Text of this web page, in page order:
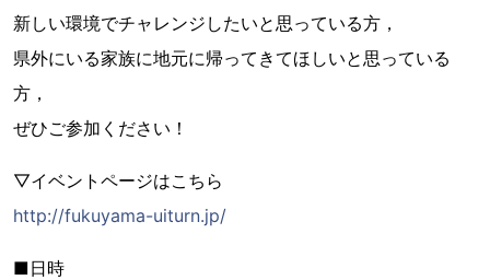
新しい環境でチャレンジしたいと思っている方，
県外にいる家族に地元に帰ってきてほしいと思っている
方，
ぜひご参加ください！
▽イベントページはこちら
http://fukuyama-uiturn.jp/
■日時